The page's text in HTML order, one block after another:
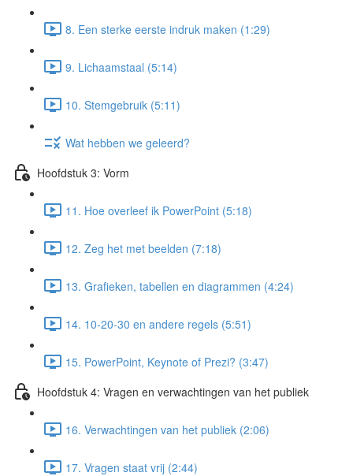
8. Een sterke eerste indruk maken (1:29)
9. Lichaamstaal (5:14)
10. Stemgebruik (5:11)
Wat hebben we geleerd?
Hoofdstuk 3: Vorm
11. Hoe overleef ik PowerPoint (5:18)
12. Zeg het met beelden (7:18)
13. Grafieken, tabellen en diagrammen (4:24)
14. 10-20-30 en andere regels (5:51)
15. PowerPoint, Keynote of Prezi? (3:47)
Hoofdstuk 4: Vragen en verwachtingen van het publiek
16. Verwachtingen van het publiek (2:06)
17. Vragen staat vrij (2:44)